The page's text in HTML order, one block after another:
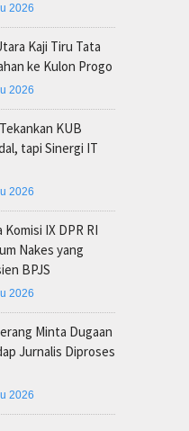
2026
Kaji Tiru Tata
ke Kulon Progo
2026
KUB
tapi Sinergi IT
2026
IX DPR RI
Nakes yang
BPJS
2026
Minta Dugaan
Jurnalis Diproses
2026